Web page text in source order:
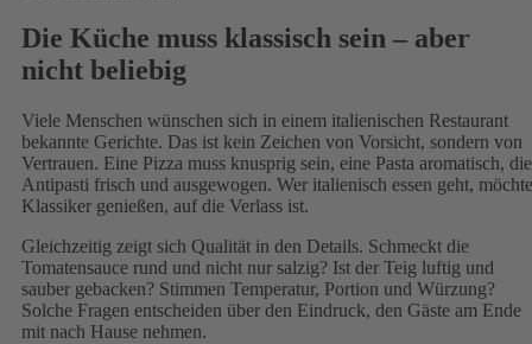
Die Küche muss klassisch sein – aber
nicht beliebig
Viele Menschen wünschen sich in einem italienischen Restaurant
bekannte Gerichte. Das ist kein Zeichen von Vorsicht, sondern von
Vertrauen. Eine Pizza muss knusprig sein, eine Pasta aromatisch, die
Antipasti frisch und ausgewogen. Wer italienisch essen geht, möchte
Klassiker genießen, auf die Verlass ist.
Gleichzeitig zeigt sich Qualität in den Details. Schmeckt die
Tomatensauce rund und nicht nur salzig? Ist der Teig luftig und
sauber gebacken? Stimmen Temperatur, Portion und Würzung?
Solche Fragen entscheiden über den Eindruck, den Gäste am Ende
mit nach Hause nehmen.